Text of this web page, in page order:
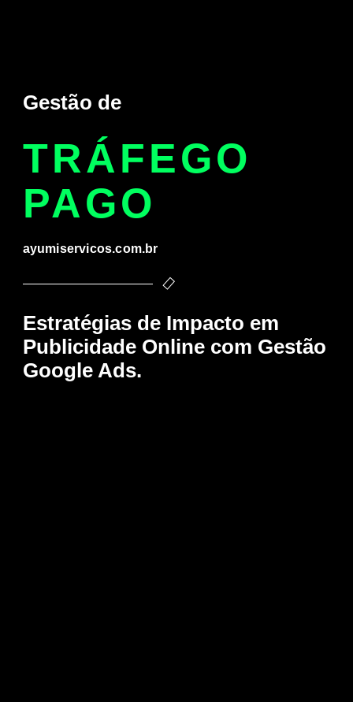
Gestão de
TRÁFEGO
PAGO
ayumiservicos.com.br
Estratégias de Impacto em
Publicidade Online com Gestão
Google Ads.